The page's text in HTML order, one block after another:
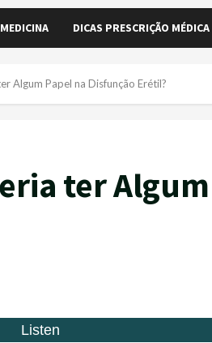
DICAS PRESCRIÇÃO MÉDICA
Algum Papel na Disfunção Erétil?
ter